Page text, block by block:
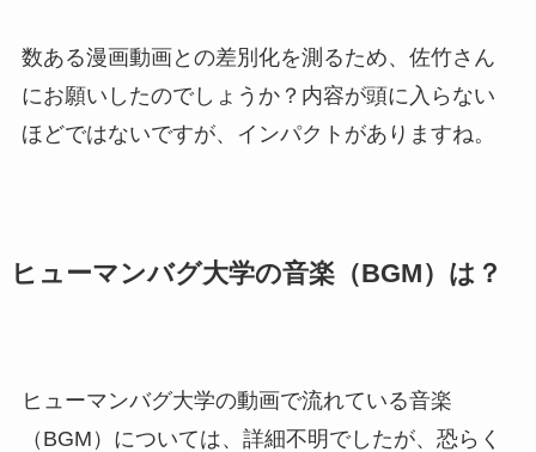
数ある漫画動画との差別化を測るため、佐竹さん
にお願いしたのでしょうか？内容が頭に入らない
ほどではないですが、インパクトがありますね。
ヒューマンバグ大学の音楽（BGM）は？
ヒューマンバグ大学の動画で流れている音楽
（BGM）については、詳細不明でしたが、恐らく